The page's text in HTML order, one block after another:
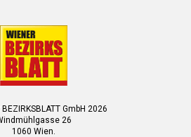
GmbH 2026
26
1060 Wien.